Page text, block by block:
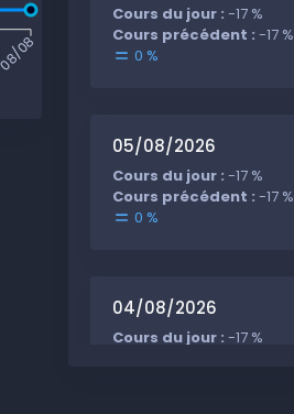
08/08
Cours du jour :-17 %
Cours précédent :-17 %
0 %
05/08/2026
Cours du jour :-17 %
Cours précédent :-17 %
0 %
04/08/2026
Cours du jour :-17 %